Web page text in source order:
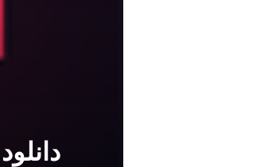
دانلود Tik Tok مود شده ( بدون تحریم ) اندروید ۲۶.۰.۳ ۲۶.۰.۳